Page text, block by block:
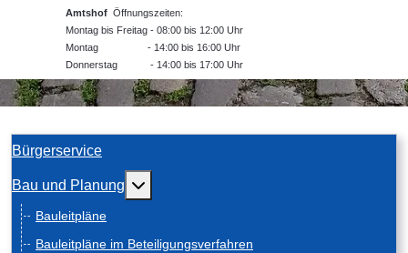
Amtshof Öffnungszeiten:
Montag bis Freitag - 08:00 bis 12:00 Uhr
Montag - 14:00 bis 16:00 Uhr
Donnerstag - 14:00 bis 17:00 Uhr
Bürgerservice
Bau und Planung Weitere Informationen: Bau und Planung
Bauleitpläne
Bauleitpläne im Beteiligungsverfahren